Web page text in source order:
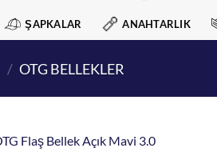
ŞAPKALAR ANAHTARLIK
/ OTG BELLEKLER